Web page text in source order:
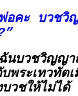
คะ บวชวิ
บวชวิญญา
พระเทวทัต
บวชให้ไม่ไ